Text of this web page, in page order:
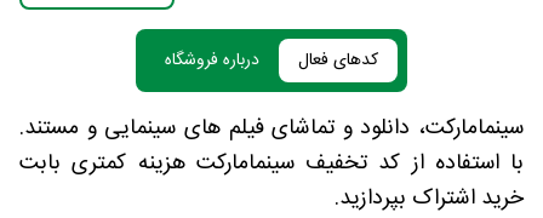
کدهای فعال درباره فروشگاه
سینمامارکت، دانلود و تماشای فیلم های سینمایی و مستند.
با استفاده از کد تخفیف سینمامارکت هزینه کمتری بابت
خرید اشتراک بپردازید.